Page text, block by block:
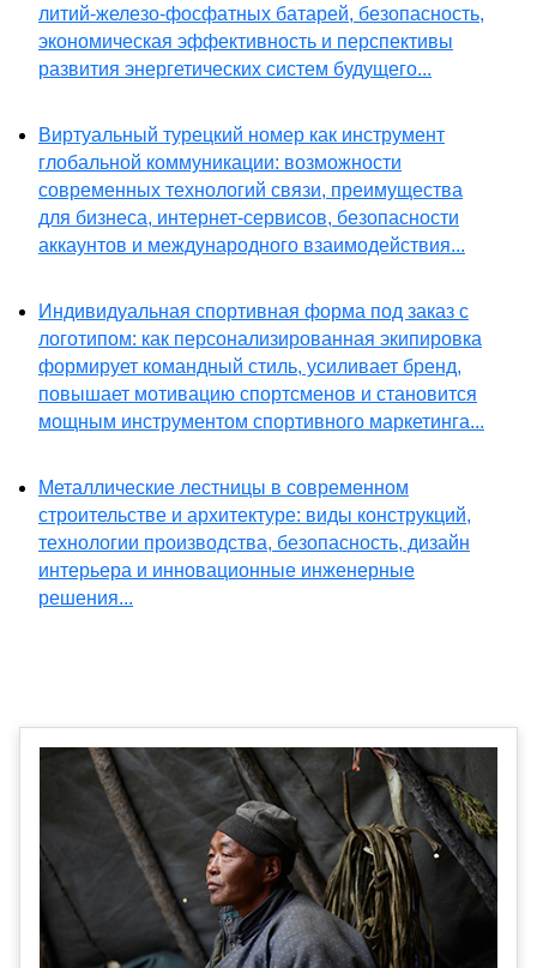
литий-железо-фосфатных батарей, безопасность,
экономическая эффективность и перспективы
развития энергетических систем будущего...
Виртуальный турецкий номер как инструмент
глобальной коммуникации: возможности
современных технологий связи, преимущества
для бизнеса, интернет-сервисов, безопасности
аккаунтов и международного взаимодействия...
Индивидуальная спортивная форма под заказ с
логотипом: как персонализированная экипировка
формирует командный стиль, усиливает бренд,
повышает мотивацию спортсменов и становится
мощным инструментом спортивного маркетинга...
Металлические лестницы в современном
строительстве и архитектуре: виды конструкций,
технологии производства, безопасность, дизайн
интерьера и инновационные инженерные
решения...